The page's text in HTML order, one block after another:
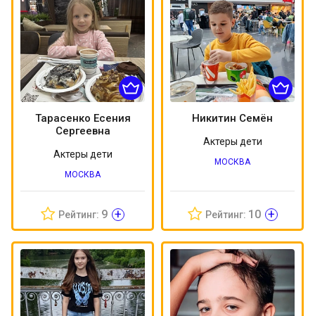
Тарасенко Есения
Сергеевна
Актеры дети
МОСКВА
Рейтинг: 9 +
Никитин Семён
Актеры дети
МОСКВА
Рейтинг: 10 +